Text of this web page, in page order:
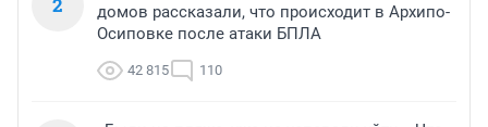
домов рассказали, что происходит в Архипо-
Осиповке после атаки БПЛА
42 815 110